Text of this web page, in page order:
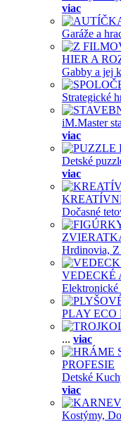
viac
Garáže a
HIER A
Gabby a jej
Strategické
iM.Master
viac
Detské
viac
Dočasné
Hrdinovia,
VEDECKÉ
Elektronické
PLAY ECO
... viac
PROFESIE
Detské
viac
Kostýmy,